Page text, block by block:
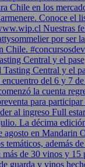
Central y el pase